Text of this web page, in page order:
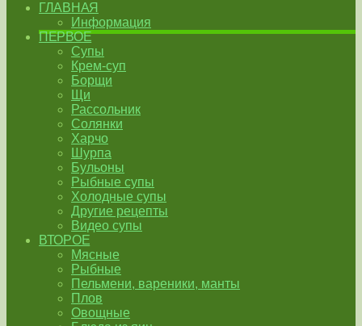
ГЛАВНАЯ
Информация
ПЕРВОЕ
Супы
Крем-суп
Борщи
Щи
Рассольник
Солянки
Харчо
Шурпа
Бульоны
Рыбные супы
Холодные супы
Другие рецепты
Видео супы
ВТОРОЕ
Мясные
Рыбные
Пельмени, вареники, манты
Плов
Овощные